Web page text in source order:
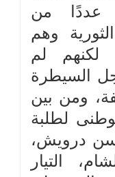
عددًا من
وهم
لكنهم لم
السيطرة
ومن بين
لطلبة
درويش،
التيار